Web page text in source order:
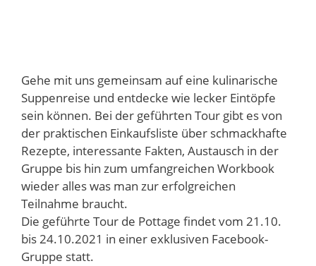
Gehe mit uns gemeinsam auf eine kulinarische
Suppenreise und entdecke wie lecker Eintöpfe
sein können. Bei der geführten Tour gibt es von
der praktischen Einkaufsliste über schmackhafte
Rezepte, interessante Fakten, Austausch in der
Gruppe bis hin zum umfangreichen Workbook
wieder alles was man zur erfolgreichen
Teilnahme braucht.
Die geführte Tour de Pottage findet vom 21.10.
bis 24.10.2021 in einer exklusiven Facebook-
Gruppe statt.